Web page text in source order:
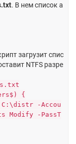
. В нем список а
загрузит спис
NTFS разре
{
C:\distr -Accou
Modify -PassT